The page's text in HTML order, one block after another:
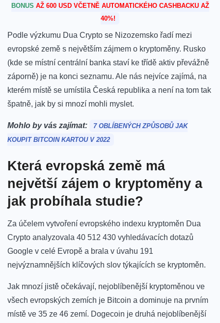
BONUS AŽ 600 USD VČETNĚ AUTOMATICKÉHO CASHBACKU AŽ
40%!
Podle výzkumu Dua Crypto se Nizozemsko řadí mezi
evropské země s největším zájmem o kryptoměny. Rusko
(kde se místní centrální banka staví ke třídě aktiv převážně
záporně) je na konci seznamu. Ale nás nejvíce zajímá, na
kterém místě se umístila Česká republika a není na tom tak
špatně, jak by si mnozí mohli myslet.
Mohlo by vás zajímat:
7 OBLÍBENÝCH ZPŮSOBŮ JAK
KOUPIT BITCOIN KARTOU V 2022
Která evropská země má
největší zájem o kryptoměny a
jak probíhala studie?
Za účelem vytvoření evropského indexu kryptoměn Dua
Crypto analyzovala 40 512 430 vyhledávacích dotazů
Google v celé Evropě a brala v úvahu 191
nejvýznamnějších klíčových slov týkajících se kryptoměn.
Jak mnozí jistě očekávají, nejoblíbenější kryptoměnou ve
všech evropských zemích je Bitcoin a dominuje na prvním
místě ve 35 ze 46 zemí. Dogecoin je druhá nejoblíbenější